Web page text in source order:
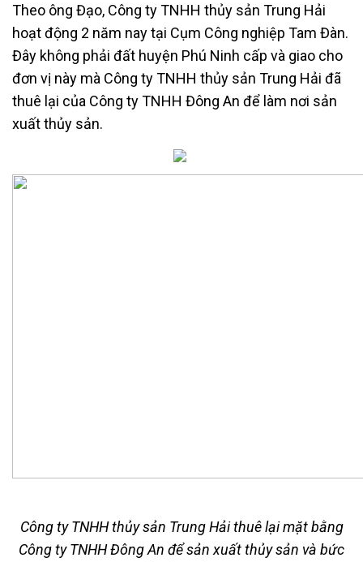
Theo ông Đạo, Công ty TNHH thủy sản Trung Hải
hoạt động 2 năm nay tại Cụm Công nghiệp Tam Đàn.
Đây không phải đất huyện Phú Ninh cấp và giao cho
đơn vị này mà Công ty TNHH thủy sản Trung Hải đã
thuê lại của Công ty TNHH Đông An để làm nơi sản
xuất thủy sản.
Công ty TNHH thủy sản Trung Hải thuê lại mặt bằng
Công ty TNHH Đông An để sản xuất thủy sản và bức